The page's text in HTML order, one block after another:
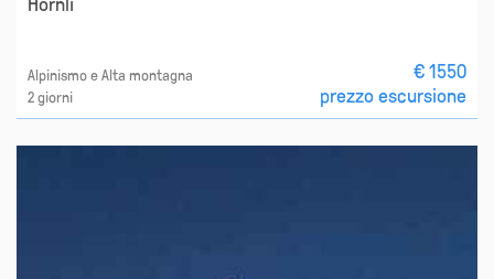
Alpinismo e Alta montagna
2 giorni
€ 1550
prezzo escursione